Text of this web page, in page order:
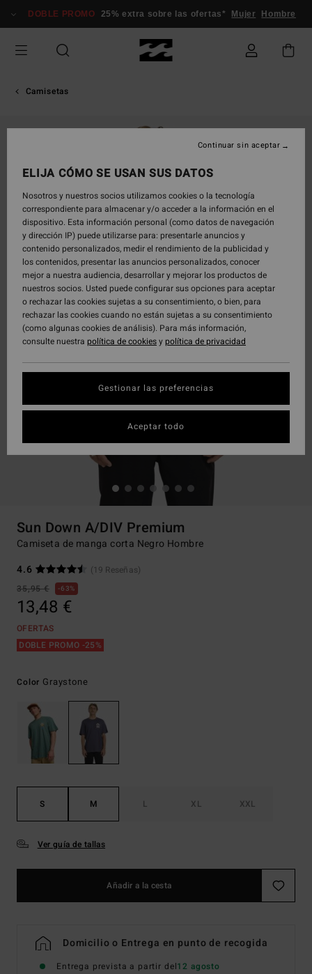
información
DOBLE PROMO 25% extra sobre las ofertas* Mujer Hombre
Camisetas
Sun Down A/DIV Premium
Camiseta de manga corta Negro Hombre
4.6
(19 Reseñas)
35,95 €
63%
13,48 €
OFERTAS
DOBLE PROMO -25%
Color Graystone
S M L XL XXL
Ver guía de tallas
Añadir a la cesta
Domicilio o Entrega en punto de recogida
Entrega prevista a partir del12 agosto
ELIJA CÓMO SE USAN SUS DATOS
Nosotros y nuestros socios utilizamos cookies o la tecnología
correspondiente para almacenar y/o acceder a la información en el
dispositivo. Esta información personal (como datos de navegación
y dirección IP) puede utilizarse para: presentarle anuncios y
contenido personalizados, medir el rendimiento de la publicidad y
los contenidos, presentar las anuncios personalizados, conocer
mejor a nuestra audiencia, desarrollar y mejorar los productos de
nuestros socios. Usted puede configurar sus opciones para aceptar
o rechazar las cookies sujetas a su consentimiento, o bien, para
rechazar las cookies cuando no están sujetas a su consentimiento
(como algunas cookies de análisis). Para más información,
consulte nuestra política de cookiesypolítica de privacidad
Gestionar las preferencias
Continuar sin aceptar
Aceptar todo